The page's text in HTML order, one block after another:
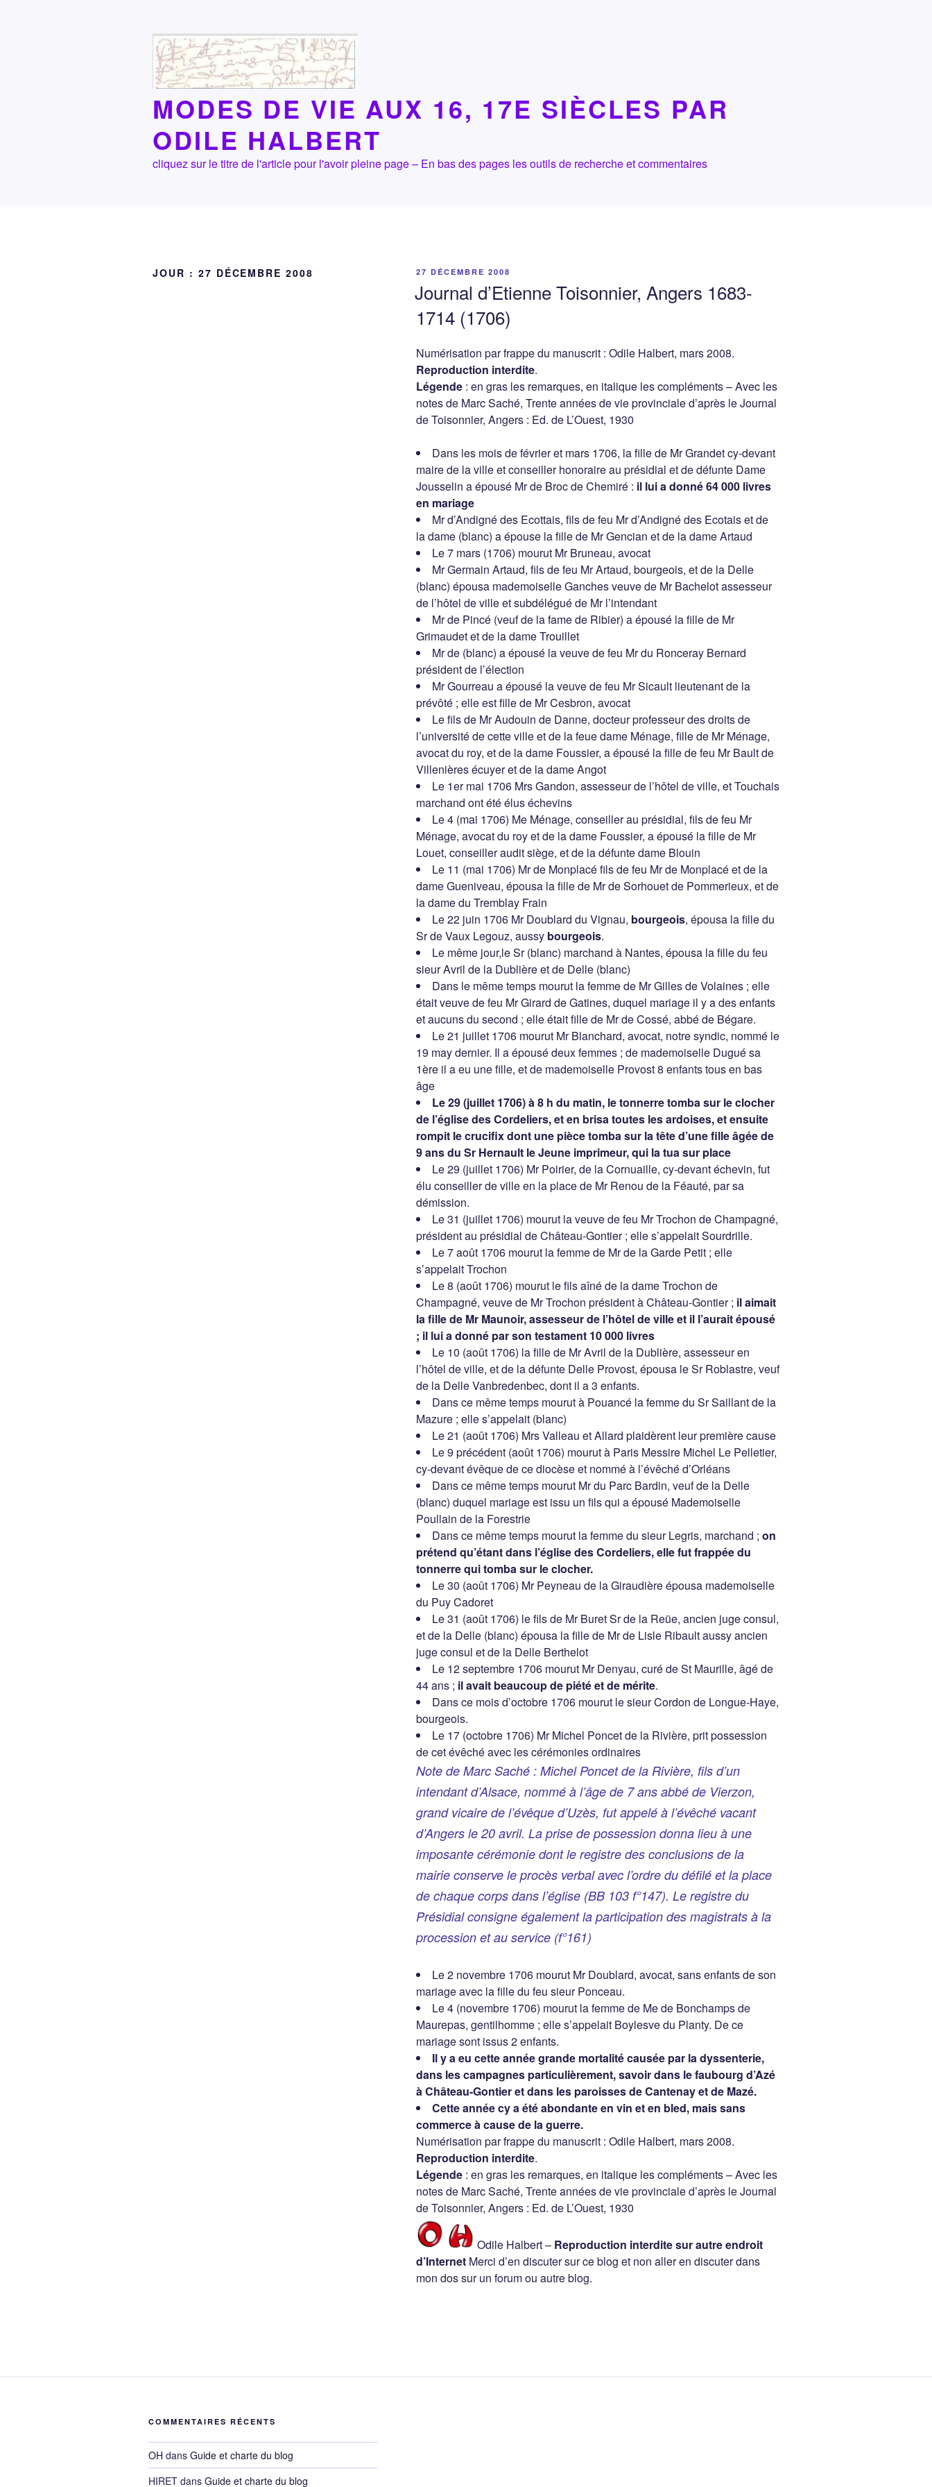
MODES DE VIE AUX 16, 17E SIÈCLES PAR
ODILE HALBERT
cliquez sur le titre de l'article pour l'avoir pleine page – En bas des pages les outils de recherche et commentaires
JOUR : 27 DÉCEMBRE 2008
PUBLIÉ
27 DÉCEMBRE 2008
Journal d’Etienne Toisonnier, Angers 1683-
1714 (1706)
Numérisation par frappe du manuscrit : Odile Halbert, mars 2008.
Reproduction interdite.
Légende : en gras les remarques, en italique les compléments – Avec les
notes de Marc Saché, Trente années de vie provinciale d’après le Journal
de Toisonnier, Angers : Ed. de L’Ouest, 1930
Dans les mois de février et mars 1706, la fille de Mr Grandet cy-devant
maire de la ville et conseiller honoraire au présidial et de défunte Dame
Jousselin a épousé Mr de Broc de Chemiré : il lui a donné 64 000 livres
en mariage
Mr d’Andigné des Ecottais, fils de feu Mr d’Andigné des Ecotais et de
la dame (blanc) a épouse la fille de Mr Gencian et de la dame Artaud
Le 7 mars (1706) mourut Mr Bruneau, avocat
Mr Germain Artaud, fils de feu Mr Artaud, bourgeois, et de la Delle
(blanc) épousa mademoiselle Ganches veuve de Mr Bachelot assesseur
de l’hôtel de ville et subdélégué de Mr l’intendant
Mr de Pincé (veuf de la fame de Ribier) a épousé la fille de Mr
Grimaudet et de la dame Trouillet
Mr de (blanc) a épousé la veuve de feu Mr du Ronceray Bernard
président de l’élection
Mr Gourreau a épousé la veuve de feu Mr Sicault lieutenant de la
prévôté ; elle est fille de Mr Cesbron, avocat
Le fils de Mr Audouin de Danne, docteur professeur des droits de
l’université de cette ville et de la feue dame Ménage, fille de Mr Ménage,
avocat du roy, et de la dame Foussier, a épousé la fille de feu Mr Bault de
Villenières écuyer et de la dame Angot
Le 1er mai 1706 Mrs Gandon, assesseur de l’hôtel de ville, et Touchais
marchand ont été élus échevins
Le 4 (mai 1706) Me Ménage, conseiller au présidial, fils de feu Mr
Ménage, avocat du roy et de la dame Foussier, a épousé la fille de Mr
Louet, conseiller audit siège, et de la défunte dame Blouin
Le 11 (mai 1706) Mr de Monplacé fils de feu Mr de Monplacé et de la
dame Gueniveau, épousa la fille de Mr de Sorhouet de Pommerieux, et de
la dame du Tremblay Frain
Le 22 juin 1706 Mr Doublard du Vignau, bourgeois, épousa la fille du
Sr de Vaux Legouz, aussy bourgeois.
Le même jour,le Sr (blanc) marchand à Nantes, épousa la fille du feu
sieur Avril de la Dublière et de Delle (blanc)
Dans le même temps mourut la femme de Mr Gilles de Volaines ; elle
était veuve de feu Mr Girard de Gatines, duquel mariage il y a des enfants
et aucuns du second ; elle était fille de Mr de Cossé, abbé de Bégare.
Le 21 juillet 1706 mourut Mr Blanchard, avocat, notre syndic, nommé le
19 may dernier. Il a épousé deux femmes ; de mademoiselle Dugué sa
1ère il a eu une fille, et de mademoiselle Provost 8 enfants tous en bas
âge
Le 29 (juillet 1706) à 8 h du matin, le tonnerre tomba sur le clocher
de l’église des Cordeliers, et en brisa toutes les ardoises, et ensuite
rompit le crucifix dont une pièce tomba sur la tête d’une fille âgée de
9 ans du Sr Hernault le Jeune imprimeur, qui la tua sur place
Le 29 (juillet 1706) Mr Poirier, de la Cornuaille, cy-devant échevin, fut
élu conseiller de ville en la place de Mr Renou de la Féauté, par sa
démission.
Le 31 (juillet 1706) mourut la veuve de feu Mr Trochon de Champagné,
président au présidial de Château-Gontier ; elle s’appelait Sourdrille.
Le 7 août 1706 mourut la femme de Mr de la Garde Petit ; elle
s’appelait Trochon
Le 8 (août 1706) mourut le fils aîné de la dame Trochon de
Champagné, veuve de Mr Trochon président à Château-Gontier ; il aimait
la fille de Mr Maunoir, assesseur de l’hôtel de ville et il l’aurait épousé
; il lui a donné par son testament 10 000 livres
Le 10 (août 1706) la fille de Mr Avril de la Dublière, assesseur en
l’hôtel de ville, et de la défunte Delle Provost, épousa le Sr Roblastre, veuf
de la Delle Vanbredenbec, dont il a 3 enfants.
Dans ce même temps mourut à Pouancé la femme du Sr Saillant de la
Mazure ; elle s’appelait (blanc)
Le 21 (août 1706) Mrs Valleau et Allard plaidèrent leur première cause
Le 9 précédent (août 1706) mourut à Paris Messire Michel Le Pelletier,
cy-devant évêque de ce diocèse et nommé à l’évêché d’Orléans
Dans ce même temps mourut Mr du Parc Bardin, veuf de la Delle
(blanc) duquel mariage est issu un fils qui a épousé Mademoiselle
Poullain de la Forestrie
Dans ce même temps mourut la femme du sieur Legris, marchand ; on
prétend qu’étant dans l’église des Cordeliers, elle fut frappée du
tonnerre qui tomba sur le clocher.
Le 30 (août 1706) Mr Peyneau de la Giraudière épousa mademoiselle
du Puy Cadoret
Le 31 (août 1706) le fils de Mr Buret Sr de la Reüe, ancien juge consul,
et de la Delle (blanc) épousa la fille de Mr de Lisle Ribault aussy ancien
juge consul et de la Delle Berthelot
Le 12 septembre 1706 mourut Mr Denyau, curé de St Maurille, âgé de
44 ans ; il avait beaucoup de piété et de mérite.
Dans ce mois d’octobre 1706 mourut le sieur Cordon de Longue-Haye,
bourgeois.
Le 17 (octobre 1706) Mr Michel Poncet de la Rivière, prit possession
de cet évêché avec les cérémonies ordinaires
Note de Marc Saché : Michel Poncet de la Rivière, fils d’un
intendant d’Alsace, nommé à l’âge de 7 ans abbé de Vierzon,
grand vicaire de l’évêque d’Uzès, fut appelé à l’évêché vacant
d’Angers le 20 avril. La prise de possession donna lieu à une
imposante cérémonie dont le registre des conclusions de la
mairie conserve le procès verbal avec l’ordre du défilé et la place
de chaque corps dans l’église (BB 103 f°147). Le registre du
Présidial consigne également la participation des magistrats à la
procession et au service (f°161)
Le 2 novembre 1706 mourut Mr Doublard, avocat, sans enfants de son
mariage avec la fille du feu sieur Ponceau.
Le 4 (novembre 1706) mourut la femme de Me de Bonchamps de
Maurepas, gentilhomme ; elle s’appelait Boylesve du Planty. De ce
mariage sont issus 2 enfants.
Il y a eu cette année grande mortalité causée par la dyssenterie,
dans les campagnes particulièrement, savoir dans le faubourg d’Azé
à Château-Gontier et dans les paroisses de Cantenay et de Mazé.
Cette année cy a été abondante en vin et en bled, mais sans
commerce à cause de la guerre.
Numérisation par frappe du manuscrit : Odile Halbert, mars 2008.
Reproduction interdite.
Légende : en gras les remarques, en italique les compléments – Avec les
notes de Marc Saché, Trente années de vie provinciale d’après le Journal
de Toisonnier, Angers : Ed. de L’Ouest, 1930
Odile Halbert – Reproduction interdite sur autre endroit
d’Internet Merci d’en discuter sur ce blog et non aller en discuter dans
mon dos sur un forum ou autre blog.
COMMENTAIRES RÉCENTS
OH dans Guide et charte du blog
HIRET dans Guide et charte du blog